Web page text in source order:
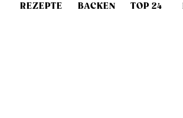
REZEPTE BACKEN TOP 24